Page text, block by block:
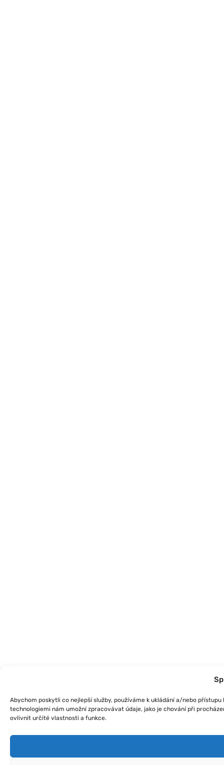
Abychom poskytli co nejlepší služby, používáme k ukládání a/nebo
technologiemi nám umožní zpracovávat údaje, jako je chování při
ovlivnit určité vlastnosti a funkce.